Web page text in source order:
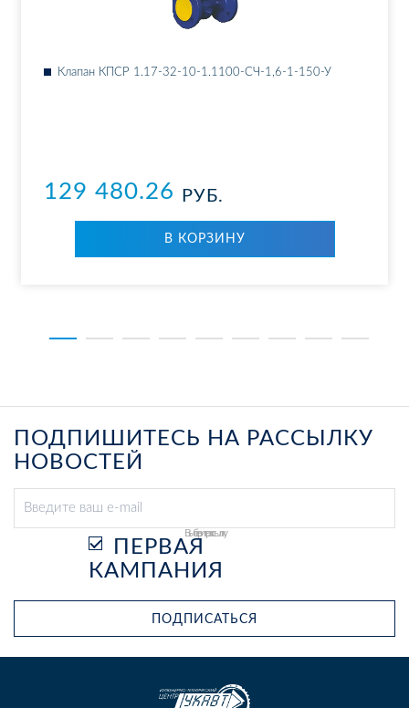
Кла­пан КПСР 1.17-32-10-1.1100-СЧ-1,6-1-150-У
129 480.26 РУБ.
В КОР­ЗИ­НУ
ПОДПИШИТЕСЬ НА РАССЫЛКУ
НОВОСТЕЙ
Выберите рассылку
ПЕРВАЯ
КАМПАНИЯ
ПОДПИСАТЬСЯ